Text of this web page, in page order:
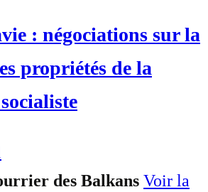
: négociations sur la
propriétés de la
des Balkans Voir la